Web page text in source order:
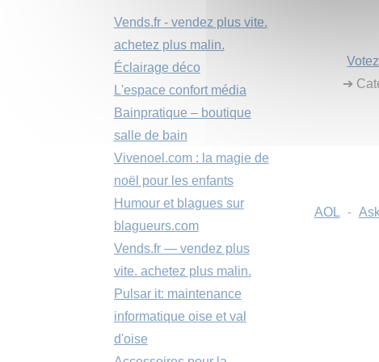
➔
AOL -
Vends.fr - vendez plus vite.
achetez plus malin.
Éclairage déco
L'espace confort média
Bainpratique – boutique
salle de bain
Vivenoel.com : la magie de
noël pour les enfants
Humour et blagues sur
blagueurs.com
Vends.fr — vendez plus
vite. achetez plus malin.
Pulsar it: maintenance
informatique oise et val
d'oise